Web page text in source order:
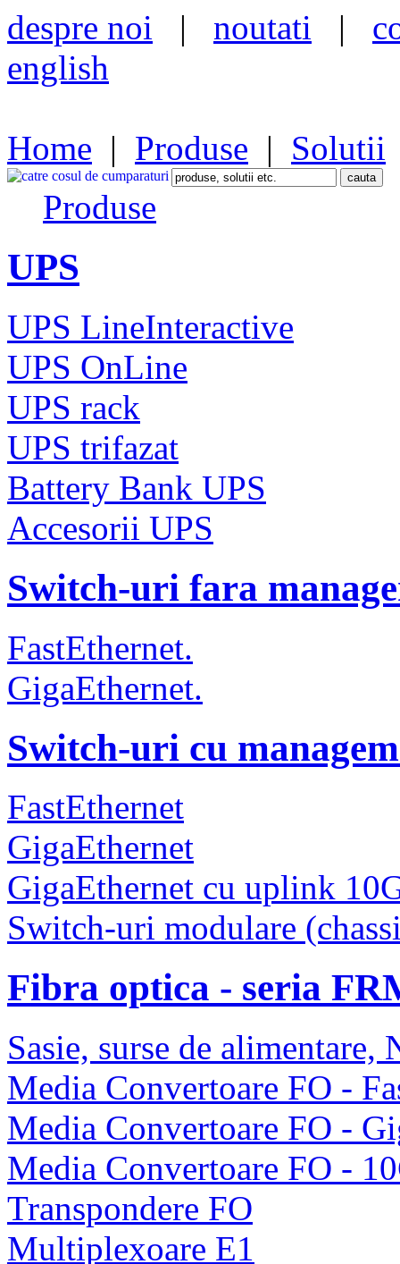
despre noi | noutati |
english
Home | Produse | Solutii
Produse
UPS
UPS LineInteractive
UPS OnLine
UPS rack
UPS trifazat
Battery Bank UPS
Accesorii UPS
Switch-uri fara
FastEthernet.
GigaEthernet.
Switch-uri cu
FastEthernet
GigaEthernet
GigaEthernet cu uplink
Switch-uri modulare
Fibra optica - seria
Sasie, surse de alimentare,
Media Convertoare FO -
Media Convertoare FO -
Media Convertoare FO -
Transpondere FO
Multiplexoare E1